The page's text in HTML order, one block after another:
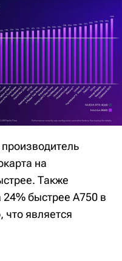
на
Также
быстрее A750 в
является